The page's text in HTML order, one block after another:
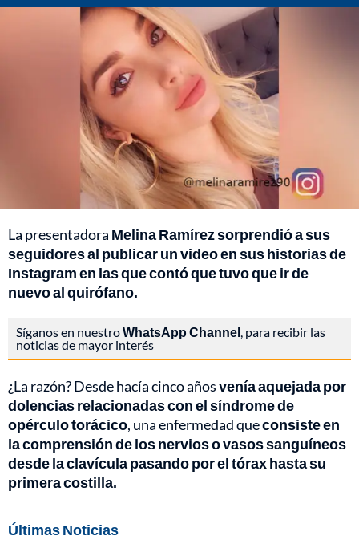
La presentadora Melina Ramírez sorprendió a sus
seguidores al publicar un video en sus historias de
Instagram en las que contó que tuvo que ir de
nuevo al quirófano.
Síganos en nuestroWhatsApp Channel, para recibir las
noticias de mayor interés
¿La razón? Desde hacía cinco añosvenía aquejada por
dolencias relacionadas con el síndrome de
opérculo torácico, una enfermedad queconsiste en
la comprensión de los nervios o vasos sanguíneos
desde la clavícula pasando por el tórax hasta su
primera costilla.
Últimas Noticias